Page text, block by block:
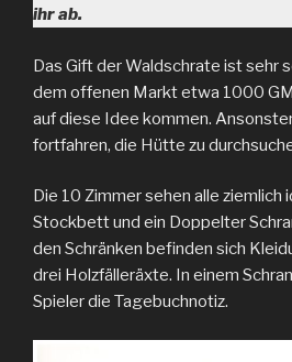
ihr ab.
Das Gift der Waldschrate ist sehr
dem offenen Markt etwa 1000
auf diese Idee kommen.
fortfahren, die Hütte zu
Die 10 Zimmer sehen alle ziemlich
Stockbett und ein Doppelter
den Schränken befinden sich
drei Holzfälleräxte. In einem
Spieler die Tagebuchnotiz.